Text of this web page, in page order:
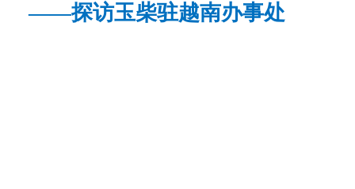
——探访玉柴驻越南办事处